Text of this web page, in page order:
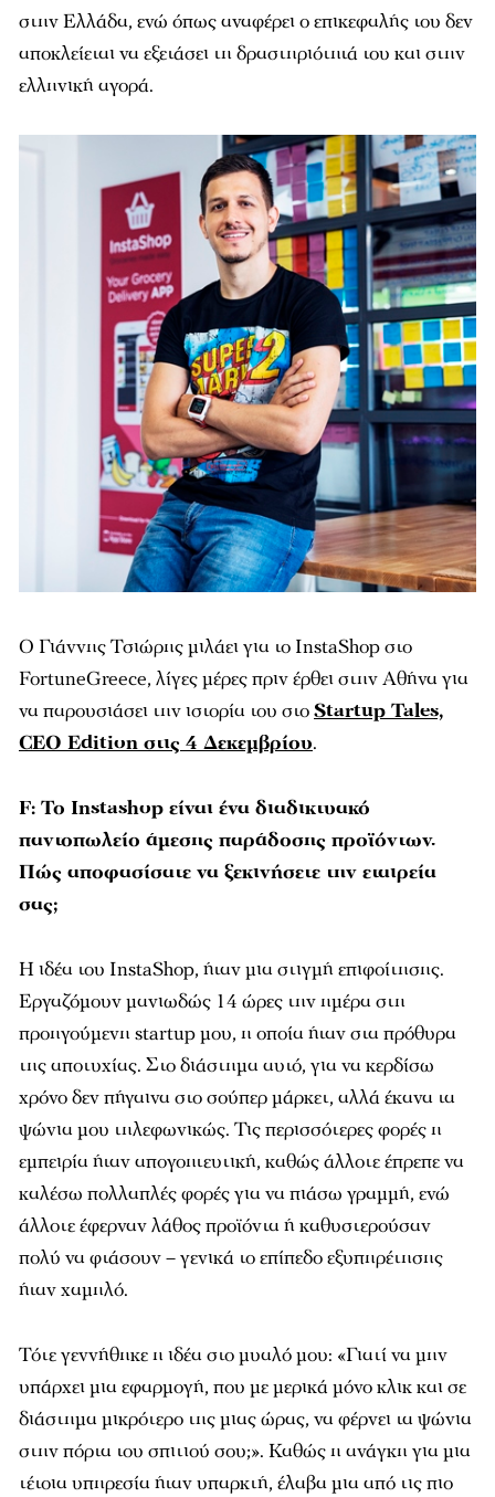
στην Ελλάδα, ενώ όπως αναφέρει ο επικεφαλής του δεν
αποκλείεται να εξετάσει τη δραστηριότητά του και στην
ελληνική αγορά.
Ο Γιάννης Τσιώρης μιλάει για το InstaShop στο
FortuneGreece, λίγες μέρες πριν έρθει στην Αθήνα για
να παρουσιάσει την ιστορία του στοStartup Tales,
CEO Edition στις 4 Δεκεμβρίου.
F: Το Instashop είναι ένα διαδικτυακό
παντοπωλείο άμεσης παράδοσης προϊόντων.
Πώς αποφασίσατε να ξεκινήσετε την εταιρεία
σας;
Η ιδέα του InstaShop, ήταν μια στιγμή επιφοίτησης.
Εργαζόμουν μανιωδώς 14 ώρες την ημέρα στη
προηγούμενη startup μου, η οποία ήταν στα πρόθυρα
της αποτυχίας. Στο διάστημα αυτό, για να κερδίσω
χρόνο δεν πήγαινα στο σούπερ μάρκετ, αλλά έκανα τα
ψώνια μου τηλεφωνικώς. Τις περισσότερες φορές η
εμπειρία ήταν απογοητευτική, καθώς άλλοτε έπρεπε να
καλέσω πολλαπλές φορές για να πιάσω γραμμή, ενώ
άλλοτε έφερναν λάθος προϊόντα ή καθυστερούσαν
πολύ να φτάσουν – γενικά το επίπεδο εξυπηρέτησης
ήταν χαμηλό.
Τότε γεννήθηκε η ιδέα στο μυαλό μου: «Γιατί να μην
υπάρχει μια εφαρμογή, που με μερικά μόνο κλικ και σε
διάστημα μικρότερο της μιας ώρας, να φέρνει τα ψώνια
στην πόρτα του σπιτιού σου;». Καθώς η ανάγκη για μια
τέτοια υπηρεσία ήταν υπαρκτή, έλαβα μια από τις πιο